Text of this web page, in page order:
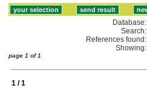
Database:
Search:
References found:
Showing:
page 1 of 1
1 / 1